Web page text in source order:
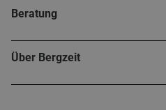
Beratung
Über Bergzeit